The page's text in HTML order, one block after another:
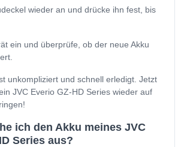
wieder an und drücke ihn fest, bis
ein und überprüfe, ob der neue Akku
unkompliziert und schnell erledigt. Jetzt
JVC Everio GZ-HD Series wieder auf
ich den Akku meines JVC
Series aus?